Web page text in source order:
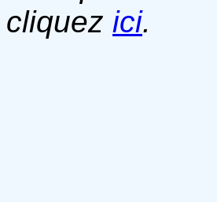
cliquez ici.